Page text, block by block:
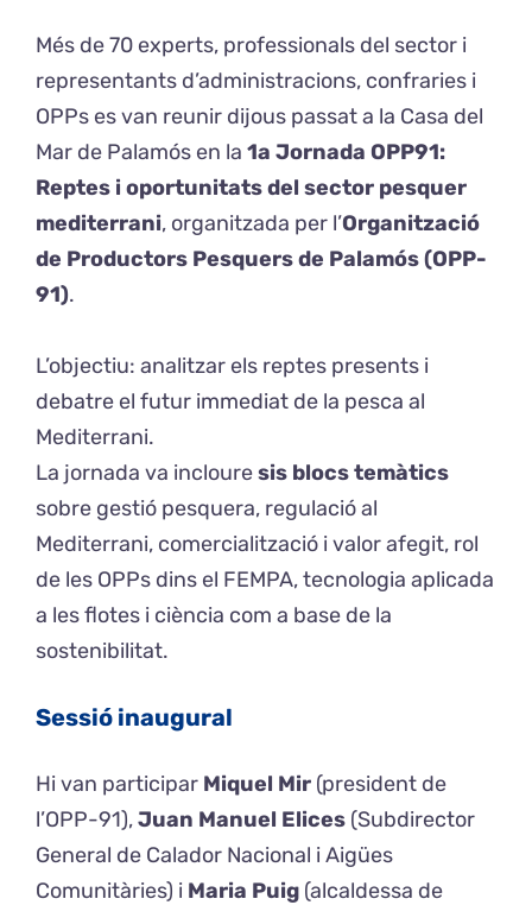
Més de 70 experts, professionals del sector i
representants d’administracions, confraries i
OPPs es van reunir dijous passat a la Casa del
Mar de Palamós en la 1a Jornada OPP91:
Reptes i oportunitats del sector pesquer
mediterrani, organitzada per l’Organització
de Productors Pesquers de Palamós (OPP-
91).
L’objectiu: analitzar els reptes presents i
debatre el futur immediat de la pesca al
Mediterrani.
La jornada va inclouresis blocs temàtics
sobre gestió pesquera, regulació al
Mediterrani, comercialització i valor afegit, rol
de les OPPs dins el FEMPA, tecnologia aplicada
a les flotes i ciència com a base de la
sostenibilitat.
Sessió inaugural
Hi van participar Miquel Mir (president de
l’OPP-91),Juan Manuel Elices (Subdirector
General de Calador Nacional i Aigües
Comunitàries) i Maria Puig (alcaldessa de